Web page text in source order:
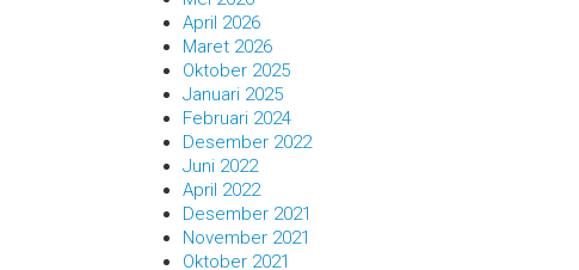
April 2026
Maret 2026
Oktober 2025
Januari 2025
Februari 2024
Desember 2022
Juni 2022
April 2022
Desember 2021
November 2021
Oktober 2021